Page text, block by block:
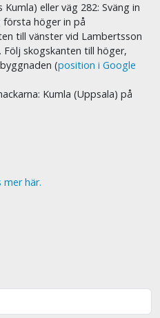
eller väg 282: Sväng in
första höger in på
till vänster vid Lambertsson
skogskanten till höger,
(position i Google
Kumla (Uppsala) på
mer här.